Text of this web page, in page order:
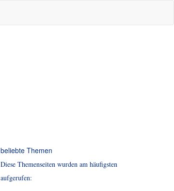
beliebte Themen
Diese Themenseiten wurden am häufigsten
aufgerufen: